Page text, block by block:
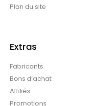
Plan du site
Extras
Fabricants
Bons d’achat
Affiliés
Promotions